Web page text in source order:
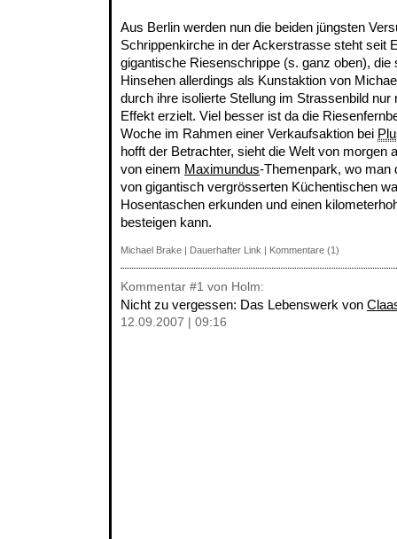
Aus Berlin werden nun die beiden jüngsten
Schrippenkirche in der Ackerstrasse steht seit
gigantische Riesenschrippe (s. ganz oben), die
Hinsehen allerdings als Kunstaktion von
durch ihre isolierte Stellung im Strassenbild
Effekt erzielt. Viel besser ist da die
Woche im Rahmen einer Verkaufsaktion bei
hofft der Betrachter, sieht die Welt von morgen
von einem Maximundus-Themenpark, wo man
von gigantisch vergrösserten Küchentischen
Hosentaschen erkunden und einen
besteigen kann.
Michael Brake | Dauerhafter Link | Kommentare (1)
Kommentar #1 von Holm:
Nicht zu vergessen: Das Lebenswerk von
12.09.2007 | 09:16